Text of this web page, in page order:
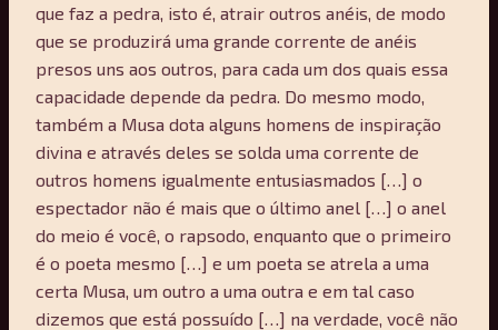
que faz a pedra, isto é, atrair outros anéis, de modo
que se produzirá uma grande corrente de anéis
presos uns aos outros, para cada um dos quais essa
capacidade depende da pedra. Do mesmo modo,
também a Musa dota alguns homens de inspiração
divina e através deles se solda uma corrente de
outros homens igualmente entusiasmados […] o
espectador não é mais que o último anel […] o anel
do meio é você, o rapsodo, enquanto que o primeiro
é o poeta mesmo […] e um poeta se atrela a uma
certa Musa, um outro a uma outra e em tal caso
dizemos que está possuído […] na verdade, você não